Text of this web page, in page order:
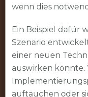
wenn dies
Ein Beispiel dafür
Szenario
einer neuen
auswirken könnte.
auftauchen oder